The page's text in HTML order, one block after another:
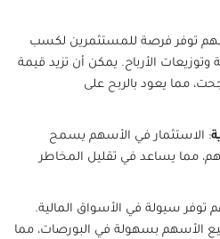
توفر فرصة للمستثمرين لكسب
وتوزيعات الأرباح. يمكن أن تزيد قيمة
مما يعود بالربح على
: الاستثمار في الأسهم يسمح
مما يساعد في تقليل المخاطر
توفر سيولة في الأسواق المالية.
الأسهم بسهولة في البورصات، مما